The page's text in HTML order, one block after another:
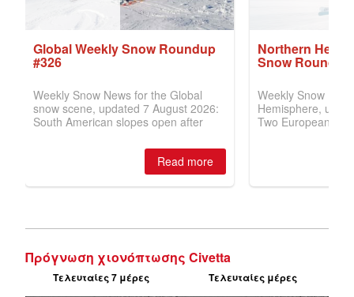
Πρόγνωση χιονόπτωσης Civetta
Τελευταίες 7 μέρες Τελευταίες μέρες